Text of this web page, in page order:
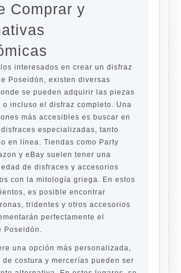
Comprar y
interesados en crear un disfraz
Poseidón, existen diversas
se pueden adquirir las piezas
o incluso el disfraz completo. Una
más accesibles es buscar en
especializadas, tanto
en línea. Tiendas como Party
y eBay suelen tener una
de disfraces y accesorios
con la mitología griega. En estos
es posible encontrar
tridentes y otros accesorios
perfectamente el
Poseidón.
una opción más personalizada,
de costura y mercerías pueden ser